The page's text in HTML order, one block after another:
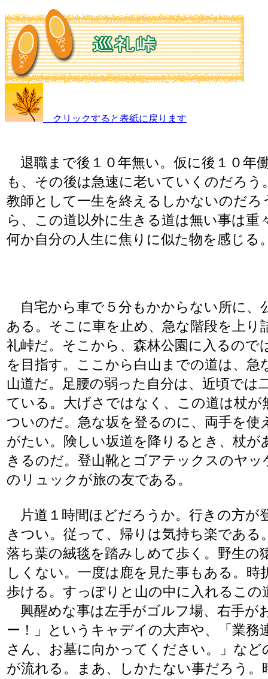
クリックすると表紙に戻ります
退職まで後１０年無い。仮に後１０年
も、その後は急速に老いていくのだろう
教師として一生を終えるしかないのだろ
ら、この道以外に生きる道は無い事は重
何か自分の人生に焦りに似た物を感じる
自宅から車で５分もかからない所に、
ある。そこに車を止め、急な階段を上り
礼峠だ。そこから、森林公園に入るので
を目指す。ここから白山までの道は、急
山道だ。足腰の弱った自分は、近頃では
ている。大げさではなく、この道は杖が
ついのだ。急な坂を登るのに、両手を使
がたい。険しい坂道を降りるとき、杖が
きるのだ。登山靴とゴアテックスのヤッ
のリュックが旅の友である。
片道１時間ほどだろうか。行きの方が
きつい。従って、帰りは気持ち楽である
落ち葉の絨毯を踏みしめて歩く。野生の
しくない。一度は鹿を見た事もある。時
歩ける。すっぽりと山の中に入れるこの
興醒めな事は左手がゴルフ場、右手が
ー！」というキャデイの大声や、「業務
さん、お墓に向かってください。」など
が流れる。まあ、しかたない事だろう。